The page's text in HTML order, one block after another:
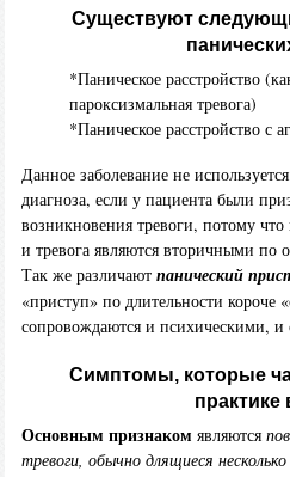
Существуют
*Паническое расстройство
пароксизмальная тревога)
*Паническое расстройство с
Данное заболевание не
диагноза, если у пациента были
возникновения тревоги, потому
и тревога являются вторичными по
Так же различают панический
«приступ» по длительности короче
сопровождаются и психическими,
Симптомы, которые
практике
Основным признаком являются
тревоги, обычно длящиеся